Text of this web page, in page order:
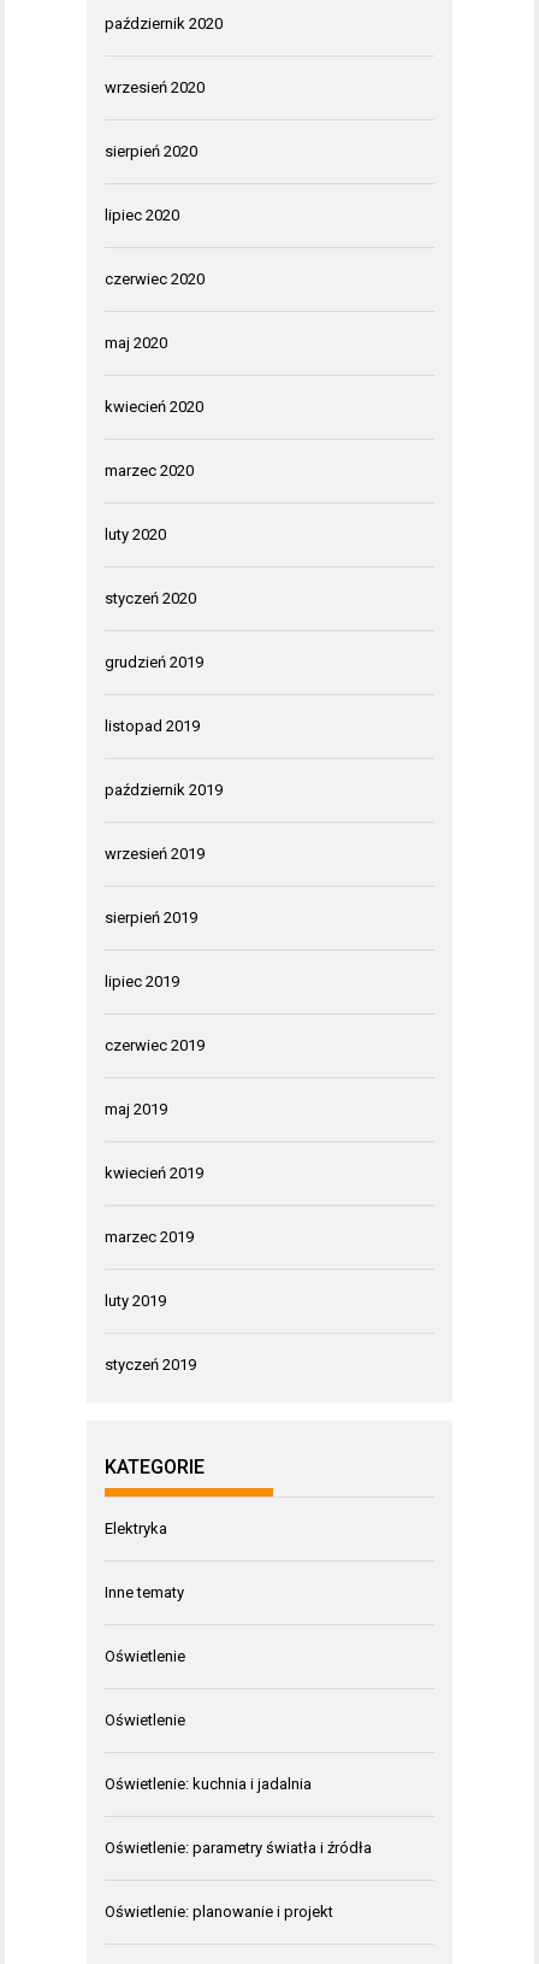
październik 2020
wrzesień 2020
sierpień 2020
lipiec 2020
czerwiec 2020
maj 2020
kwiecień 2020
marzec 2020
luty 2020
styczeń 2020
grudzień 2019
listopad 2019
październik 2019
wrzesień 2019
sierpień 2019
lipiec 2019
czerwiec 2019
maj 2019
kwiecień 2019
marzec 2019
luty 2019
styczeń 2019
KATEGORIE
Elektryka
Inne tematy
Oświetlenie
Oświetlenie
Oświetlenie: kuchnia i jadalnia
Oświetlenie: parametry światła i źródła
Oświetlenie: planowanie i projekt